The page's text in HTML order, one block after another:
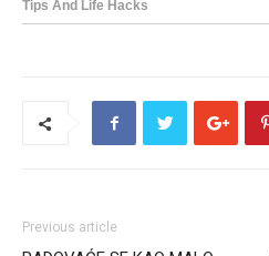
Previous article